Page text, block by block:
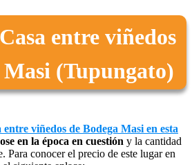
entre viñedos
Masi (Tupungato)
entre viñedos de Bodega Masi en esta
en la época en cuestión y la cantidad
Para conocer el precio de este lugar en